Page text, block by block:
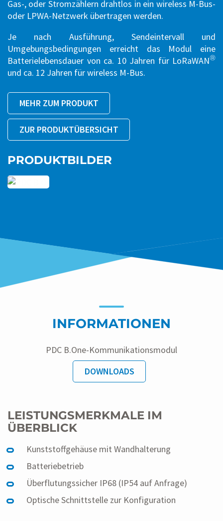
Gas-, oder Stromzählern drahtlos in ein wireless M-Bus-
oder LPWA-Netzwerk übertragen werden.
Je nach Ausführung, Sendeintervall und
Umgebungsbedingungen erreicht das Modul eine
Batterielebensdauer von ca. 10 Jahren für LoRaWAN®
und ca. 12 Jahren für wireless M-Bus.
MEHR ZUM PRODUKT
ZUR PRODUKTÜBERSICHT
PRODUKTBILDER
INFORMATIONEN
PDC B.One-Kommunikationsmodul
DOWNLOADS
LEISTUNGSMERKMALE IM
ÜBERBLICK
Kunststoffgehäuse mit Wandhalterung
Batteriebetrieb
Überflutungssicher IP68 (IP54 auf Anfrage)
Optische Schnittstelle zur Konfiguration